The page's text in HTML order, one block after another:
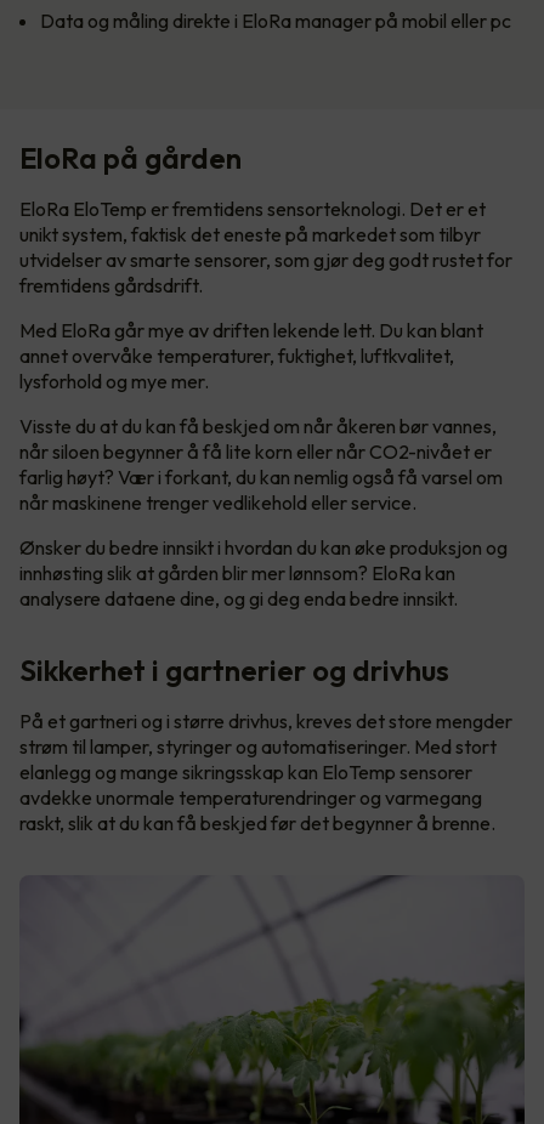
Data og måling direkte i EloRa manager på mobil eller pc
EloRa på gården
EloRa EloTemp er fremtidens sensorteknologi. Det er et
unikt system, faktisk det eneste på markedet som tilbyr
utvidelser av smarte sensorer, som gjør deg godt rustet for
fremtidens gårdsdrift.
Med EloRa går mye av driften lekende lett. Du kan blant
annet overvåke temperaturer, fuktighet, luftkvalitet,
lysforhold og mye mer.
Visste du at du kan få beskjed om når åkeren bør vannes,
når siloen begynner å få lite korn eller når CO2-nivået er
farlig høyt? Vær i forkant, du kan nemlig også få varsel om
når maskinene trenger vedlikehold eller service.
Ønsker du bedre innsikt i hvordan du kan øke produksjon og
innhøsting slik at gården blir mer lønnsom? EloRa kan
analysere dataene dine, og gi deg enda bedre innsikt.
Sikkerhet i gartnerier og drivhus
På et gartneri og i større drivhus, kreves det store mengder
strøm til lamper, styringer og automatiseringer. Med stort
elanlegg og mange sikringsskap kan EloTemp sensorer
avdekke unormale temperaturendringer og varmegang
raskt, slik at du kan få beskjed før det begynner å brenne.